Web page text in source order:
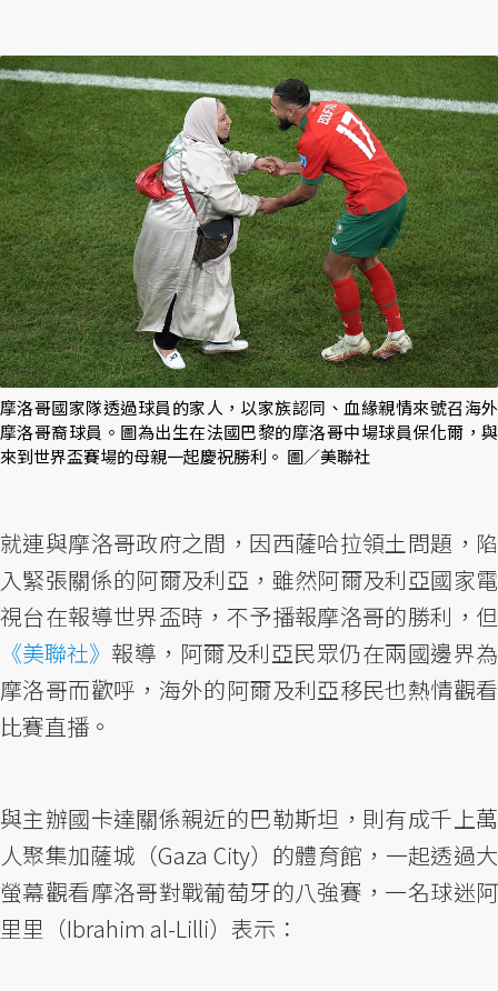
摩洛哥國家隊透過球員的家人，以家族認同、血緣親情來號召海外
摩洛哥裔球員。圖為出生在法國巴黎的摩洛哥中場球員保化爾，與
來到世界盃賽場的母親一起慶祝勝利。 圖／美聯社
就連與摩洛哥政府之間，因西薩哈拉領土問題，陷
入緊張關係的阿爾及利亞，雖然阿爾及利亞國家電
視台在報導世界盃時，不予播報摩洛哥的勝利，但
《美聯社》 報導，阿爾及利亞民眾仍在兩國邊界為
摩洛哥而歡呼，海外的阿爾及利亞移民也熱情觀看
比賽直播。
與主辦國卡達關係親近的巴勒斯坦，則有成千上萬
人聚集加薩城（Gaza City）的體育館，一起透過大
螢幕觀看摩洛哥對戰葡萄牙的八強賽，一名球迷阿
里里（Ibrahim al-Lilli）表示：